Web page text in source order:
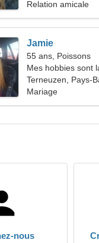
Relation amicale
Jamie
55 ans, Poissons
Mes hobbies sont
Terneuzen, Pays-
Mariage
nous